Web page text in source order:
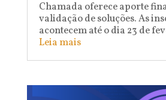
Chamada oferece aporte
validação de soluções. As
acontecem até o dia 23 de
Leia mais